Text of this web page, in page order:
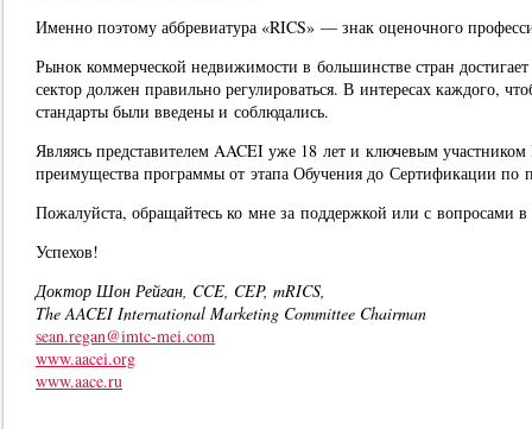
Именно поэтому аббревиатура «RICS» — знак оценочного
Рынок коммерческой недвижимости в большинстве стран
сектор должен правильно регулироваться. В интересах каждого,
стандарты были введены и соблюдались.
Являясь представителем AACEI уже 18 лет и ключевым
преимущества программы от этапа Обучения до Сертификации по
Пожалуйста, обращайтесь ко мне за поддержкой или с вопросами
Успехов!
Доктор Шон Рейган, CCE, CEP, mRICS,
The AACEI International Marketing Committee Chairman
sean.regan@imtc-mei.com
www.aacei.org
www.aace.ru